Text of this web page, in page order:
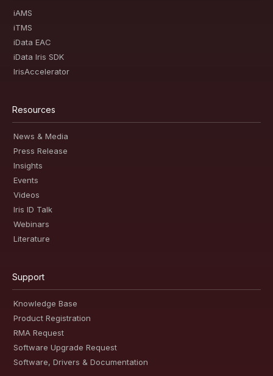
iAMS
iTMS
iData EAC
iData Iris SDK
IrisAccelerator
Resources
News & Media
Press Release
Insights
Events
Videos
Iris ID Talk
Webinars
Literature
Support
Knowledge Base
Product Registration
RMA Request
Software Upgrade Request
Software, Drivers & Documentation